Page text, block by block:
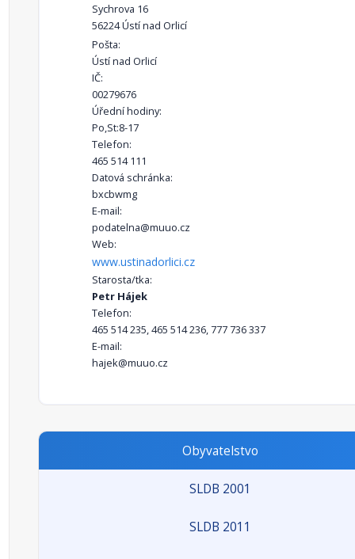
Sychrova 16
56224 Ústí nad Orlicí
Pošta:
Ústí nad Orlicí
IČ:
00279676
Úřední hodiny:
Po,St:8-17
Telefon:
465 514 111
Datová schránka:
bxcbwmg
E-mail:
podatelna@muuo.cz
Web:
www.ustinadorlici.cz
Starosta/tka:
Petr Hájek
Telefon:
465 514 235, 465 514 236, 777 736 337
E-mail:
hajek@muuo.cz
Obyvatelstvo
SLDB 2001
SLDB 2011